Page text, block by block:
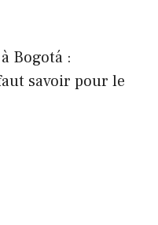
Bogotá :
savoir pour le